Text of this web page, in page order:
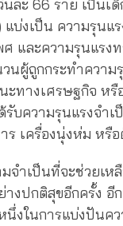
ละ 66 ราย เป็นเ
บ่งเป็น ความรุนแ
ศ และความรุนแร
นผู้ถูกกระทำควา
ะทางเศรษฐกิจ ห
รับความรุนแรงจำ
ร เครื่องนุ่งห่ม หรื
มจำเป็นที่จะช่วยเ
งปกติสุขอีกครั้ง อี
นึ่งในการแบ่งปันค